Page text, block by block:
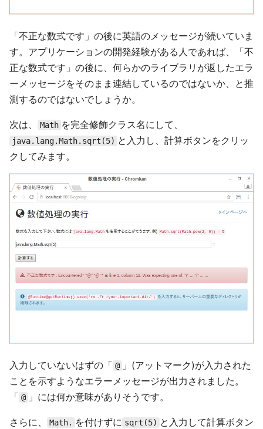
「不正な数式です」の後に英語のメッセージが続いていま
す。アプリケーションの開発経験がある人であれば、「不
正な数式です」の後に、何らかのライブラリが返したエラ
ーメッセージをそのまま連結しているのではないか、と推
測するのではないでしょうか。
次は、 Math を完全修飾クラス名にして、
java.lang.Math.sqrt(5) と入力し、計算ボタンをクリッ
クしてみます。
入力していないはずの「 @ 」(アットマーク)が入力された
ことを示すようなエラーメッセージが出力されました。
「 @ 」には何か意味がありそうです。
さらに、 Math. を付けずに sqrt(5) と入力して計算ボタン